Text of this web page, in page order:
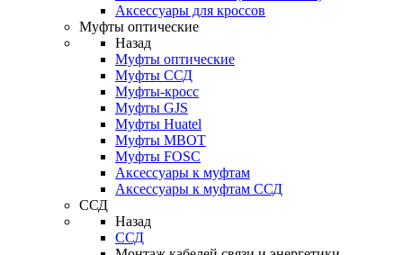
Аксессуары для кроссов
Муфты оптические
Назад
Муфты оптические
Муфты ССД
Муфты-кросс
Муфты GJS
Муфты Huatel
Муфты МВОТ
Муфты FOSC
Аксессуары к муфтам
Аксессуары к муфтам ССД
ССД
Назад
ССД